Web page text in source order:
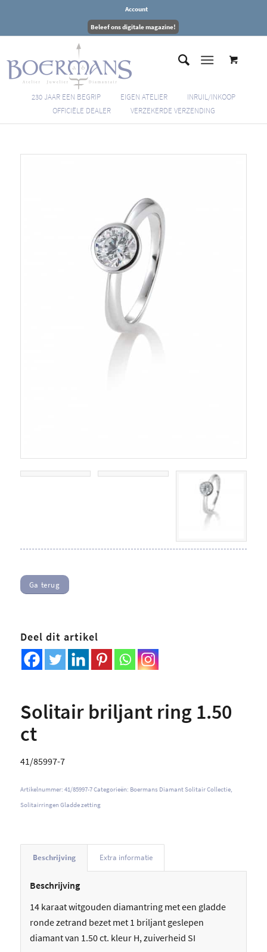
Account
Beleef ons digitale magazine!
230 JAAR EEN BEGRIP EIGEN ATELIER
INRUIL/INKOOP
OFFICIËLE DEALER
VERZEKERDE VERZENDING
Ga terug
Deel dit artikel
Solitair briljant ring 1.50
ct
41/85997-7
Artikelnummer: 41/85997-7Categorieën: Boermans Diamant Solitair Collectie,
Solitairringen Gladde zetting
Beschrijving Extra informatie
Beschrijving
14 karaat witgouden diamantring met een gladde
ronde zetrand bezet met 1 briljant geslepen
diamant van 1.50 ct. kleur H, zuiverheid SI